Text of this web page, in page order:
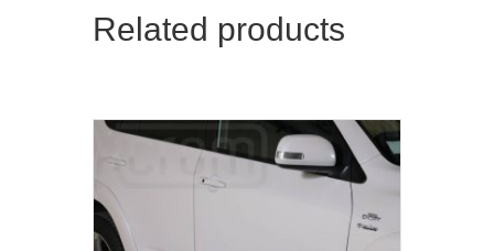
Related products